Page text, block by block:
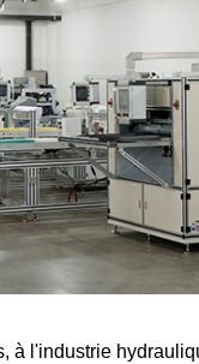
à l'industrie